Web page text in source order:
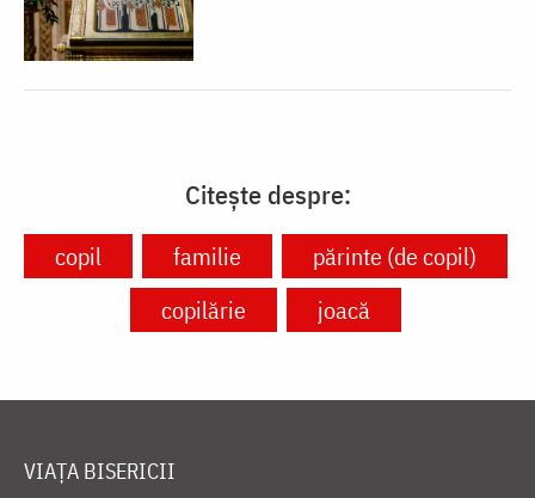
Citește despre:
copil familie
părinte (de copil)
copilărie
joacă
VIAȚA BISERICII